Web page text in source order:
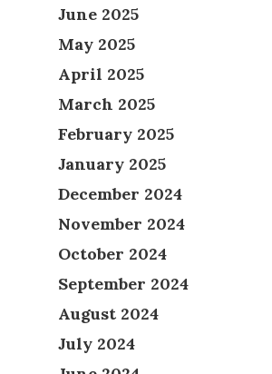
June 2025
May 2025
April 2025
March 2025
February 2025
January 2025
December 2024
November 2024
October 2024
September 2024
August 2024
July 2024